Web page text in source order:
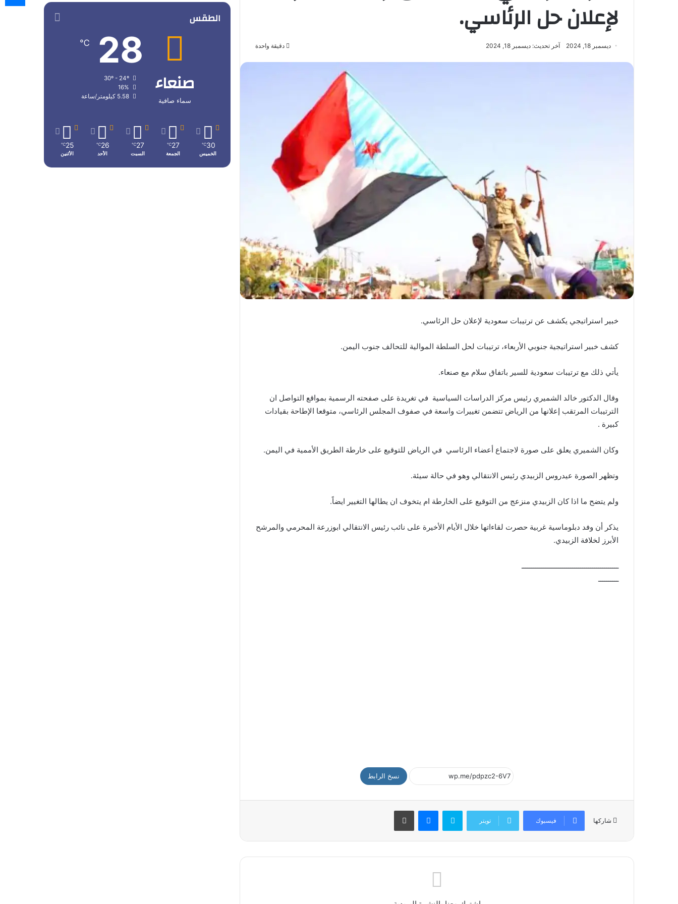
لإعلان حل الرئاسي.
ديسمبر 18, 2024 آخر تحديث: ديسمبر 18, 2024 دقيقة واحدة
خبير استراتيجي يكشف عن ترتيبات سعودية لإعلان حل الرئاسي.
كشف خبير استراتيجية جنوبي الأربعاء، ترتيبات لحل السلطة الموالية للتحالف جنوب اليمن.
يأتي ذلك مع ترتيبات سعودية للسير باتفاق سلام مع صنعاء.
وقال الدكتور خالد الشميري رئيس مركز الدراسات السياسية في تغريدة على صفحته الرسمية بمواقع التواصل ان
الترتيبات المرتقب إعلانها من الرياض تتضمن تغييرات واسعة في صفوف المجلس الرئاسي، متوقعا الإطاحة بقيادات
كبيرة .
وكان الشميري يعلق على صورة لاجتماع أعضاء الرئاسي في الرياض للتوقيع على خارطة الطريق الأممية في اليمن.
وتظهر الصورة عيدروس الزبيدي رئيس الانتقالي وهو في حالة سيئة.
ولم يتضح ما اذا كان الزبيدي منزعج من التوقيع على الخارطة ام يتخوف ان يطالها التغيير ايضاً.
يذكر أن وفد دبلوماسية غربية حصرت لقاءاتها خلال الأيام الأخيرة على نائب رئيس الانتقالي ابوزرعة المحرمي والمرشح
الأبرز لخلافة الزبيدي.
ــــــــــــــــــــــــــــــــــــــــــــــــ
ــــــــــ
نسخ الرابط
شاركها فيسبوك تويتر
سكايب
الطقس
صنعاء
سماء صافية
28
℃
30º - 24º
16%
5.58 كيلومتر/ساعة
30
℃
الخميس
27
℃
الجمعة
27
℃
السبت
26
℃
الأحد
25
℃
الأثنين